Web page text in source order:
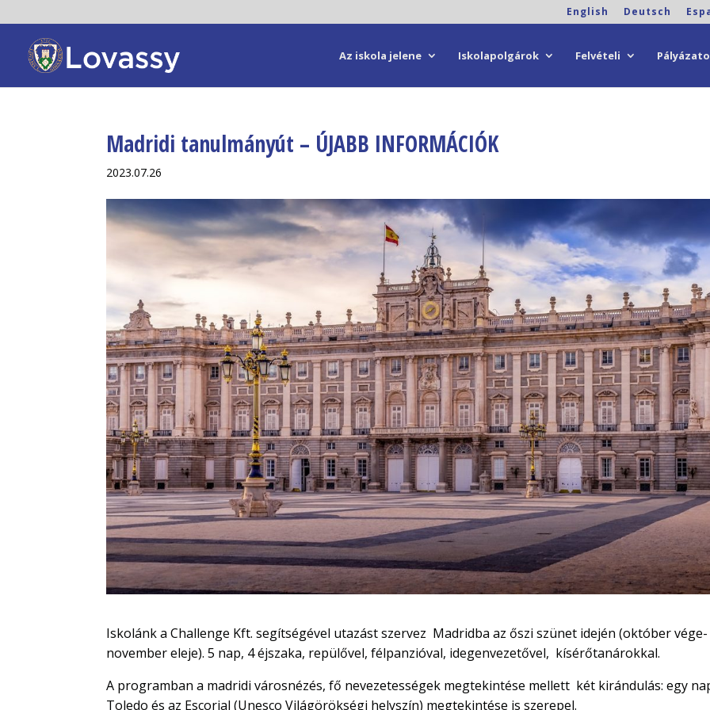
English Deutsch
Az iskola jelene Iskolapolgárok Felvételi
Madridi tanulmányút – ÚJABB INFORMÁCIÓK
2023.07.26
Iskolánk a Challenge Kft. segítségével utazást szervez Madridba az őszi szünet idején (október vége-
november eleje). 5 nap, 4 éjszaka, repülővel, félpanzióval, idegenvezetővel, kísérőtanárokkal.
A programban a madridi városnézés, fő nevezetességek megtekintése mellett két kirándulás: egy
Toledo és az Escorial (Unesco Világörökségi helyszín) megtekintése is szerepel.